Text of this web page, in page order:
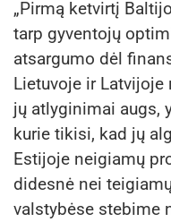
„Pirmą ketvirtį
tarp gyventojų
atsargumo dėl
Lietuvoje ir
jų atlyginimai augs,
kurie tikisi, kad jų
Estijoje neigiamų
didesnė nei
valstybėse stebime